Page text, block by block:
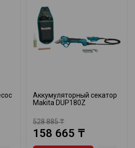
Аккумуляторный секатор
Makita DUP180Z
528 885 ₸
158 665 ₸